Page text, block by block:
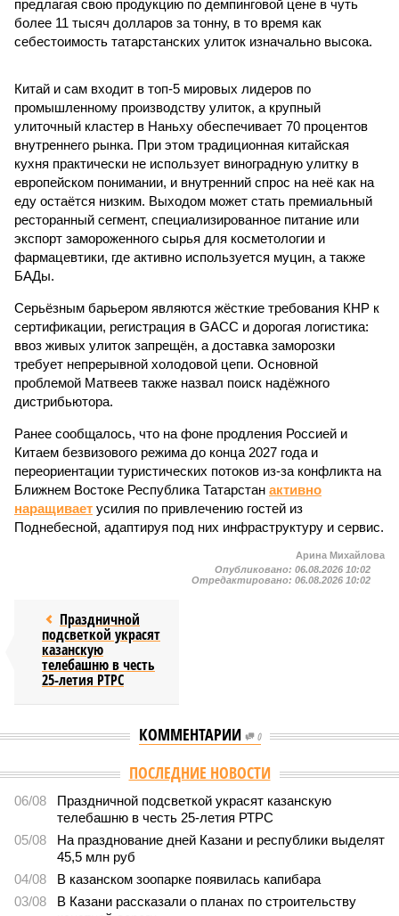
предлагая свою продукцию по демпинговой цене в чуть
более 11 тысяч долларов за тонну, в то время как
себестоимость татарстанских улиток изначально высока.
Китай и сам входит в топ-5 мировых лидеров по
промышленному производству улиток, а крупный
улиточный кластер в Наньху обеспечивает 70 процентов
внутреннего рынка. При этом традиционная китайская
кухня практически не использует виноградную улитку в
европейском понимании, и внутренний спрос на неё как на
еду остаётся низким. Выходом может стать премиальный
ресторанный сегмент, специализированное питание или
экспорт замороженного сырья для косметологии и
фармацевтики, где активно используется муцин, а также
БАДы.
Серьёзным барьером являются жёсткие требования КНР к
сертификации, регистрация в GACC и дорогая логистика:
ввоз живых улиток запрещён, а доставка заморозки
требует непрерывной холодовой цепи. Основной
проблемой Матвеев также назвал поиск надёжного
дистрибьютора.
Ранее сообщалось, что на фоне продления Россией и
Китаем безвизового режима до конца 2027 года и
переориентации туристических потоков из-за конфликта на
Ближнем Востоке Республика Татарстан активно
наращивает усилия по привлечению гостей из
Поднебесной, адаптируя под них инфраструктуру и сервис.
Арина Михайлова
Опубликовано: 06.08.2026 10:02
Отредактировано: 06.08.2026 10:02
Праздничной
подсветкой украсят
казанскую
телебашню в честь
25-летия РТРС
КОММЕНТАРИИ 0
ПОСЛЕДНИЕ НОВОСТИ
06/08
Праздничной подсветкой украсят казанскую
телебашню в честь 25-летия РТРС
05/08
На празднование дней Казани и республики выделят
45,5 млн руб
04/08
В казанском зоопарке появилась капибара
03/08
В Казани рассказали о планах по строительству